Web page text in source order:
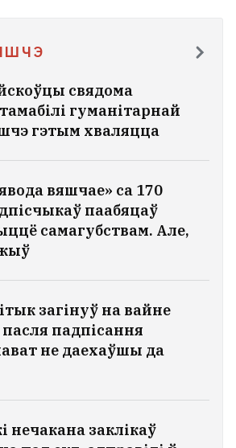
свядома
гуманітарнай
гэтым хваляцца
вяшчае» са 170
паабяцаў
самагубствам. Але,
загінуў на вайне
падпісання
не даехаўшы да
нечакана заклікаў
былі асуджаныя».
балістыкі па
цэнтрах пад Кіевам